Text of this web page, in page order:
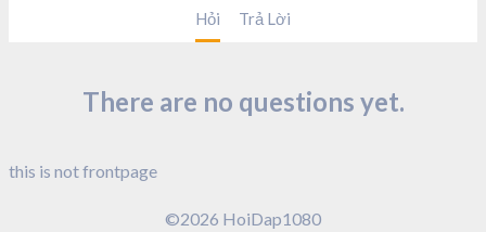
Hỏi Trả Lời
There are no questions yet.
this is not frontpage
©2026 HoiDap1080